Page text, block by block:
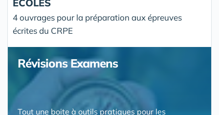
ECOLES
4 ouvrages pour la préparation aux épreuves
écrites du CRPE
Révisions Examens
Tout une boite à outils pratiques pour les